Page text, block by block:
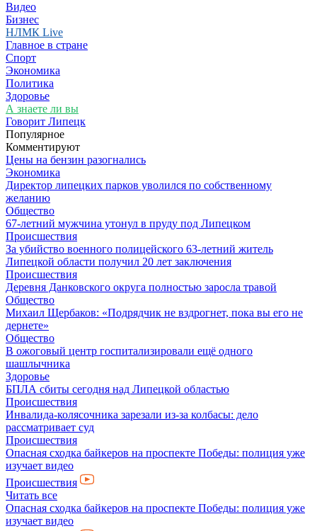
Видео
Бизнес
НЛМК Live
Главное в стране
Спорт
Экономика
Политика
Здоровье
А знаете ли вы
Говорит Липецк
Популярное
Комментируют
Цены на бензин разогнались
Экономика
Директор липецких парков уволился по собственному
желанию
Общество
67-летний мужчина утонул в пруду под Липецком
Происшествия
За убийство военного полицейского 63-летний житель
Липецкой области получил 20 лет заключения
Происшествия
Деревня Данковского округа полностью заросла травой
Общество
Михаил Щербаков: «Подрядчик не вздрогнет, пока вы его не
дернете»
Общество
В ожоговый центр госпитализировали ещё одного
шашлычника
Здоровье
БПЛА сбиты сегодня над Липецкой областью
Происшествия
Инвалида-колясочника зарезали из-за колбасы: дело
рассматривает суд
Происшествия
Опасная сходка байкеров на проспекте Победы: полиция уже
изучает видео
Происшествия
Читать все
Опасная сходка байкеров на проспекте Победы: полиция уже
изучает видео